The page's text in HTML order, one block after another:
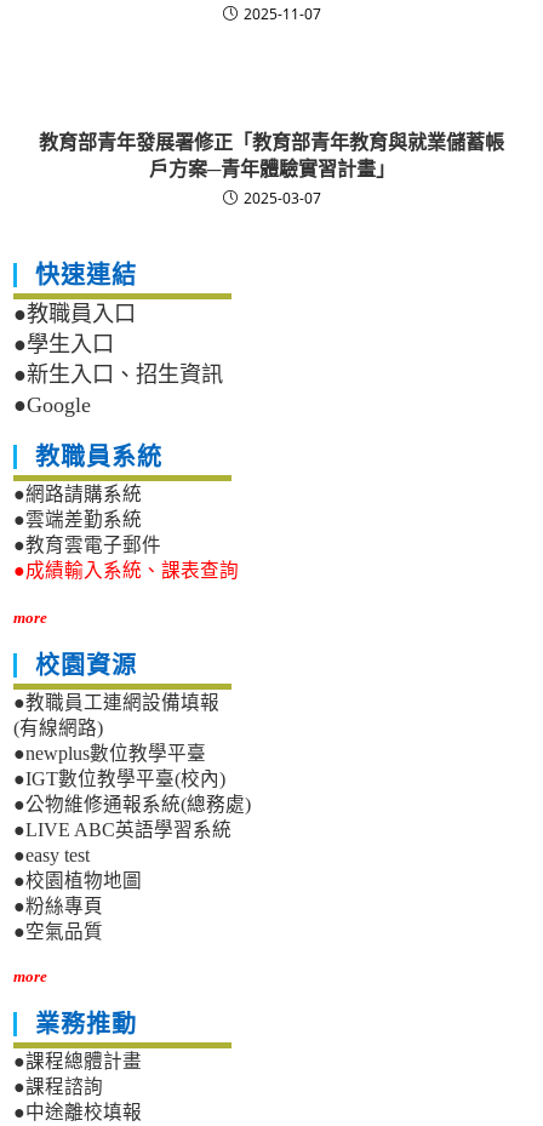
2025-11-07
教育部青年發展署修正「教育部青年教育與就業儲蓄帳
戶方案─青年體驗實習計畫」
2025-03-07
快速連結
●教職員入口
●學生入口
●新生入口、招生資訊
●Google
教職員系統
●網路請購系統
●雲端差勤系統
●教育雲電子郵件
●成績輸入系統、課表查詢
more
校園資源
●教職員工連網設備填報
(有線網路)
●newplus數位教學平臺
●IGT數位教學平臺(校內)
●公物維修通報系統(總務處)
●LIVE ABC英語學習系統
●easy test
●校園植物地圖
●粉絲專頁
●空氣品質
more
業務推動
●課程總體計畫
●課程諮詢
●中途離校填報